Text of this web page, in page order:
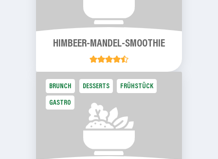
HIMBEER-MANDEL-SMOOTHIE
BRUNCH DESSERTS FRÜHSTÜCK
GASTRO